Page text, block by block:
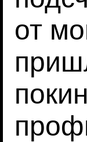
от